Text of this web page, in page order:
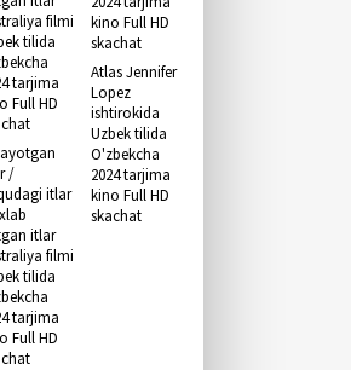
/
itlar
itlar
filmi
tilida
tarjima
Full HD
Atlas Jennifer
Lopez
ishtirokida
Uzbek tilida
O'zbekcha
2024 tarjima
kino Full HD
skachat